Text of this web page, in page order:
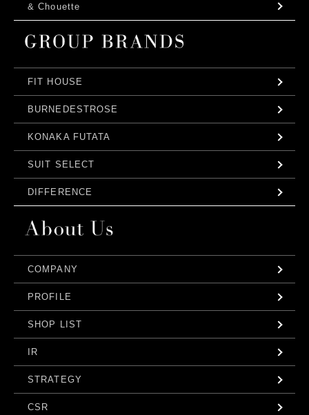
& Chouette
FIT HOUSE
BURNEDESTROSE
KONAKA FUTATA
SUIT SELECT
DIFFERENCE
COMPANY
PROFILE
SHOP LIST
IR
STRATEGY
CSR